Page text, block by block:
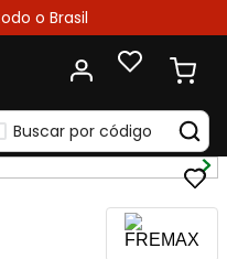
o Brasil
Buscar por código